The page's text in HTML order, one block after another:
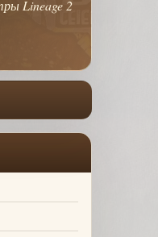
Lineage 2